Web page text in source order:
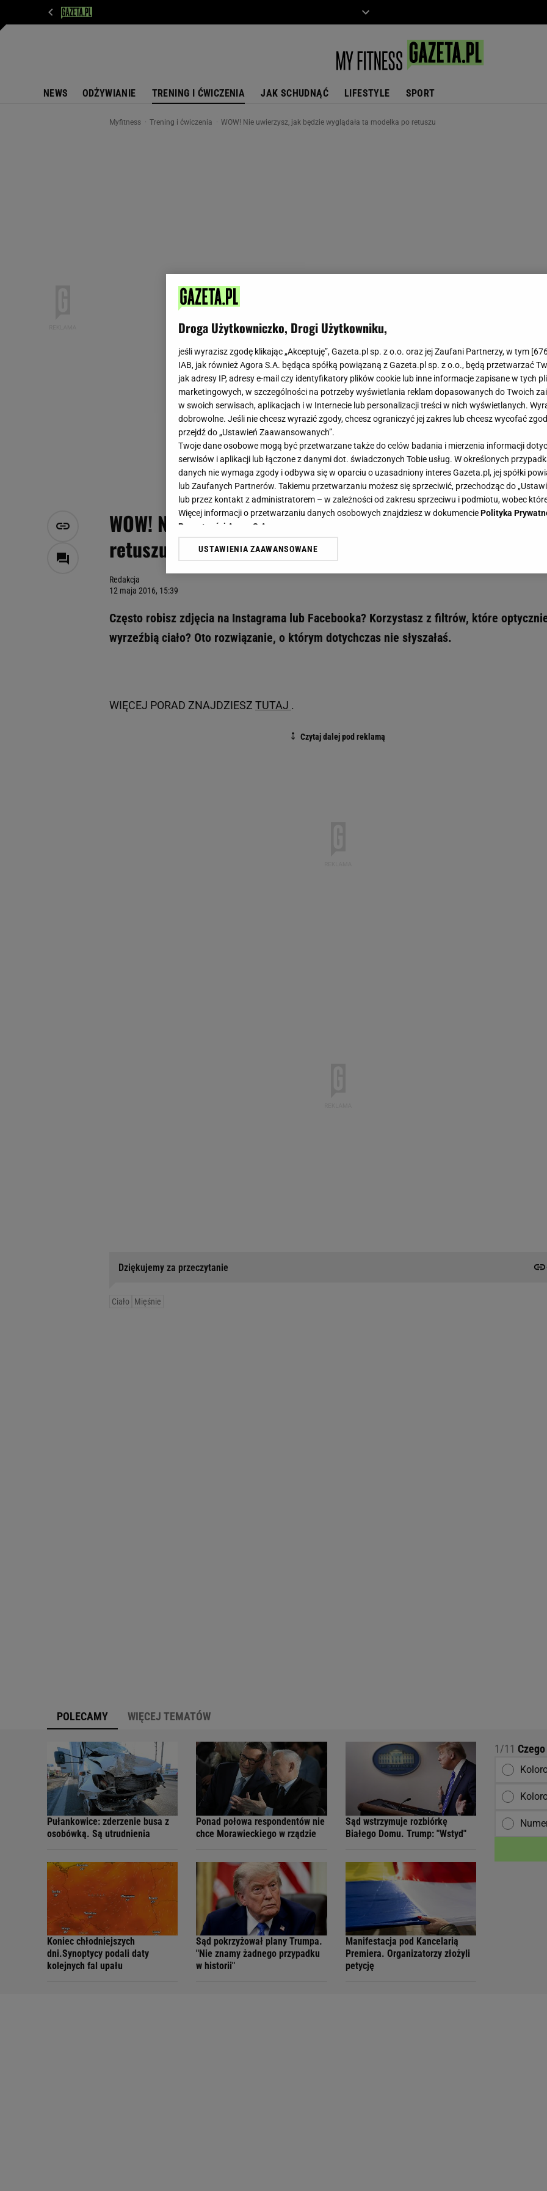
NEWS ODŻYWIANIE TRENING I ĆWICZENIA JAK SCHUDNĄĆ LIFESTYLE SPORT
Myfitness Trening i ćwiczenia WOW! Nie uwierzysz, jak będzie wyglądała ta modelka po retuszu
WOW! Nie uwierzysz, jak będzie wyglądała ta modelka
retuszu
Redakcja
12 maja 2016, 15:39
Często robisz zdjęcia na Instagrama lub Facebooka? Korzystasz z filtrów, które
wyrzeźbią ciało? Oto rozwiązanie, o którym dotychczas nie słyszałaś.
WIĘCEJ PORAD ZNAJDZIESZ TUTAJ .
Dziękujemy za przeczytanie
Ciało Mięśnie
POLECAMY WIĘCEJ TEMATÓW
Pułankowice: zderzenie busa z
osobówką. Są utrudnienia
Ponad połowa respondentów nie
chce Morawieckiego w rządzie
Sąd wstrzymuje rozbiórkę
Białego Domu. Trump: "Wstyd"
Koniec chłodniejszych
dni.Synoptycy podali daty
kolejnych fal upału
Sąd pokrzyżował plany Trumpa.
"Nie znamy żadnego przypadku
w historii"
Manifestacja pod Kancelarią
Premiera. Organizatorzy złożyli
petycję
1/11
Droga Użytkowniczko, Drogi Użytkowniku,
jeśli wyrazisz zgodę klikając „Akceptuję”, Gazeta.pl sp. z o.o. oraz jej Zaufani Partnerzy, w tym [
IAB, jak również Agora S.A. będąca spółką powiązaną z Gazeta.pl sp. z o.o., będą przetwarzać
jak adresy IP, adresy e-mail czy identyfikatory plików cookie lub inne informacje zapisane w tych
marketingowych, w szczególności na potrzeby wyświetlania reklam dopasowanych do Twoich
w swoich serwisach, aplikacjach i w Internecie lub personalizacji treści w nich wyświetlanych.
dobrowolne. Jeśli nie chcesz wyrazić zgody, chcesz ograniczyć jej zakres lub chcesz wycofać
przejdź do „Ustawień Zaawansowanych”.
Twoje dane osobowe mogą być przetwarzane także do celów badania i mierzenia informacji
serwisów i aplikacji lub łączone z danymi dot. świadczonych Tobie usług. W określonych
danych nie wymaga zgody i odbywa się w oparciu o uzasadniony interes Gazeta.pl, jej spółki
lub Zaufanych Partnerów. Takiemu przetwarzaniu możesz się sprzeciwić, przechodząc do
lub przez kontakt z administratorem – w zależności od zakresu sprzeciwu i podmiotu, wobec
Więcej informacji o przetwarzaniu danych osobowych znajdziesz w dokumenciePolityka
Prywatności Agora S.A.
Klikając „Akceptuję” wyrażasz też zgodę na zainstalowanie i przechowywanie plików cookie
My, nasi Zaufani Partnerzy i Agora S.A. możemy przetwarzać dane osobowe w następujących
Użycie dokładnych danych geolokalizacyjnych. Aktywne skanowanie charakterystyki urządzenia
USTAWIENIA ZAAWANSOWANE